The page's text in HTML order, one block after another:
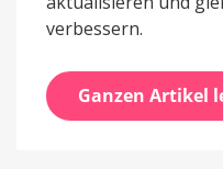
verbessern.
Ganzen Artikel